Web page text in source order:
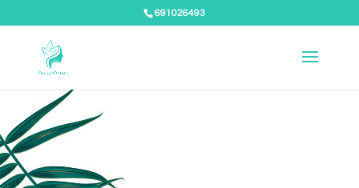
691026493